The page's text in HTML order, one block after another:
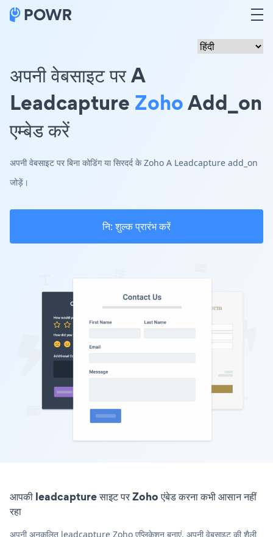
अपनी वेबसाइट पर A
Leadcapture ZohoAdd_on
एम्बेड करें
अपनी वेबसाइट पर बिना कोडिंग या सिरदर्द के Zoho A Leadcapture add_on
जोड़ें।
नि: शुल्क प्रारंभ करें
आपकी leadcapture साइट पर Zoho एंबेड करना कभी आसान नहीं
रहा
अपनी अनुकूलित leadcapture Zoho एप्लिकेशन बनाएं, अपनी वेबसाइट की शैली